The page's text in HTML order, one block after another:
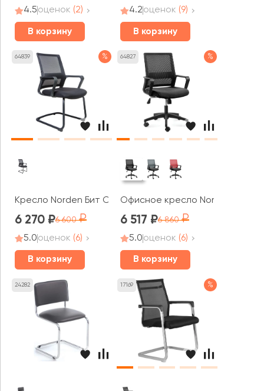
4.5оценок (2)
В корзину
4.2оценок (9)
В корзину
64839 %
Кресло Norden Бит CF
6 270 6 600
5.0оценок (6)
В корзину
64827 %
Офисное кресло Norden Бит LB
6 517 6 860
5.0оценок (6)
В корзину
24282 17169 %